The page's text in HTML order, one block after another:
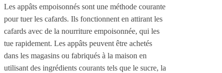
Les appâts empoisonnés sont une méthode courante
pour tuer les cafards. Ils fonctionnent en attirant les
cafards avec de la nourriture empoisonnée, qui les
tue rapidement. Les appâts peuvent être achetés
dans les magasins ou fabriqués à la maison en
utilisant des ingrédients courants tels que le sucre, la